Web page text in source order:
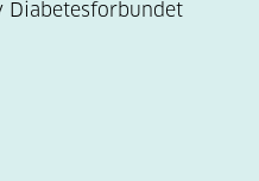
Diabetesforbundet